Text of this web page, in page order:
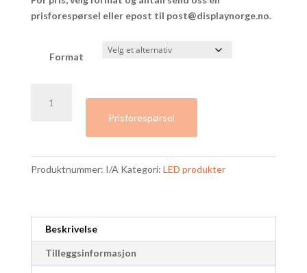
prisforespørsel eller epost til post@displaynorge.no.
Format
lysramme
glass
|
og
vegg
antall
Prisforespørsel
Produktnummer: I/A Kategori: LED produkter
Beskrivelse
Tilleggsinformasjon